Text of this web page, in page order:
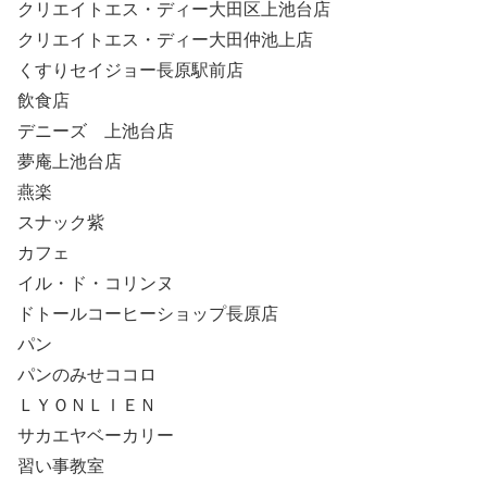
クリエイトエス・ディー大田区上池台店
クリエイトエス・ディー大田仲池上店
くすりセイジョー長原駅前店
飲食店
デニーズ 上池台店
夢庵上池台店
燕楽
スナック紫
カフェ
イル・ド・コリンヌ
ドトールコーヒーショップ長原店
パン
パンのみせココロ
ＬＹＯＮＬＩＥＮ
サカエヤベーカリー
習い事教室